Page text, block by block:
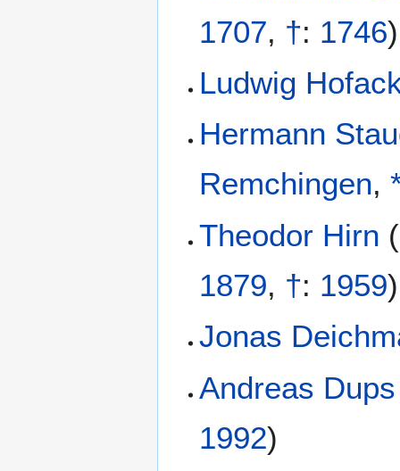
1707, †: 1746)
Ludwig
Hermann
Remchingen,
Theodor Hirn (
1879, †: 1959)
Jonas
Andreas Dups
1992)